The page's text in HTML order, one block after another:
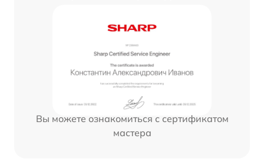
Вы можете ознакомиться с сертификатом
мастера